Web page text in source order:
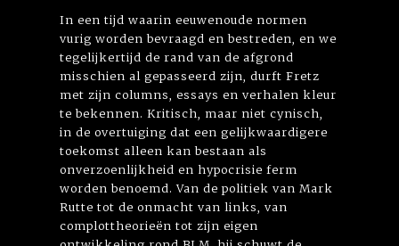
In een tijd waarin eeuwenoude normen
vurig worden bevraagd en bestreden, en we
tegelijkertijd de rand van de afgrond
misschien al gepasseerd zijn, durft Fretz
met zijn columns, essays en verhalen kleur
te bekennen. Kritisch, maar niet cynisch,
in de overtuiging dat een gelijkwaardigere
toekomst alleen kan bestaan als
onverzoenlijkheid en hypocrisie ferm
worden benoemd. Van de politiek van Mark
Rutte tot de onmacht van links, van
complottheorieën tot zijn eigen